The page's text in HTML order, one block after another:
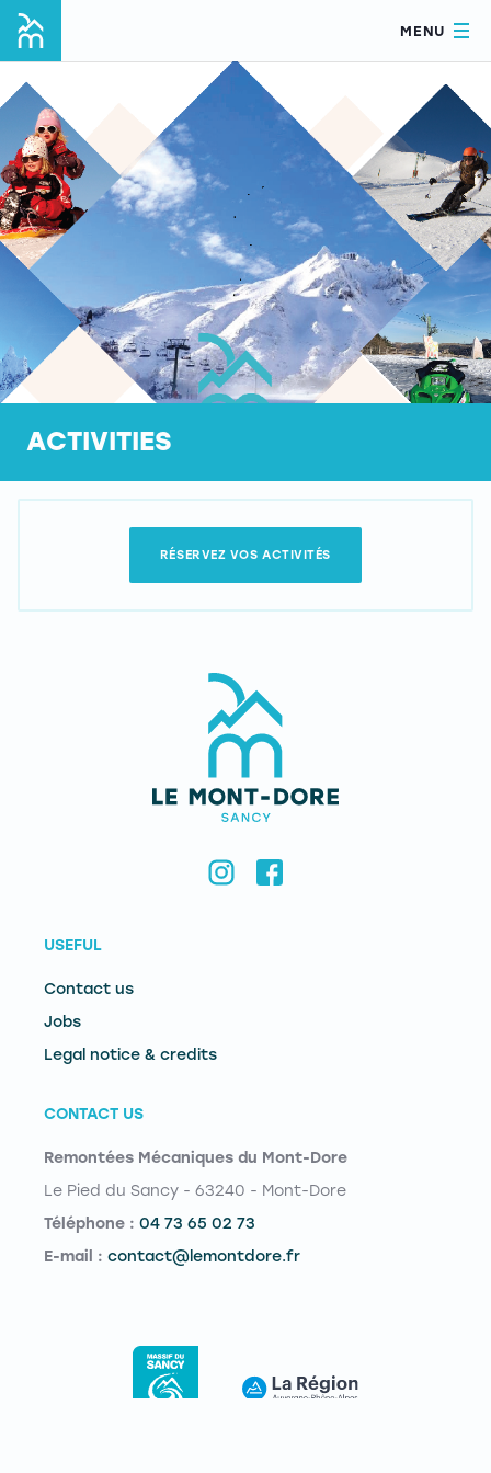
MENU
ACTIVITIES
RÉSERVEZ VOS ACTIVITÉS
USEFUL
Contact us
Jobs
Legal notice & credits
CONTACT US
Remontées Mécaniques du Mont-Dore
Le Pied du Sancy - 63240 - Mont-Dore
Téléphone : 04 73 65 02 73
E-mail : contact@lemontdore.fr